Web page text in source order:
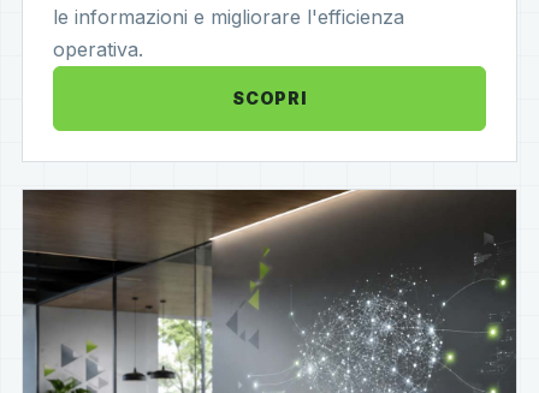
le informazioni e migliorare l'efficienza
operativa.
SCOPRI